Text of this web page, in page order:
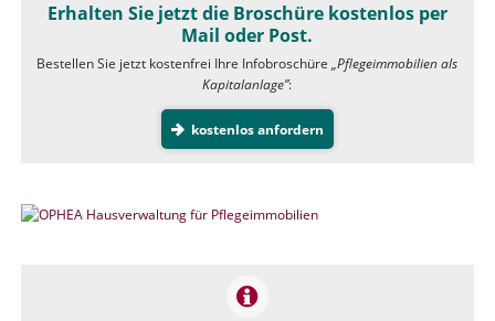
Erhalten Sie jetzt die Broschüre kostenlos per
Mail oder Post.
Bestellen Sie jetzt kostenfrei Ihre Infobroschüre„Pflegeimmobilien als
Kapitalanlage”:
kostenlos anfordern